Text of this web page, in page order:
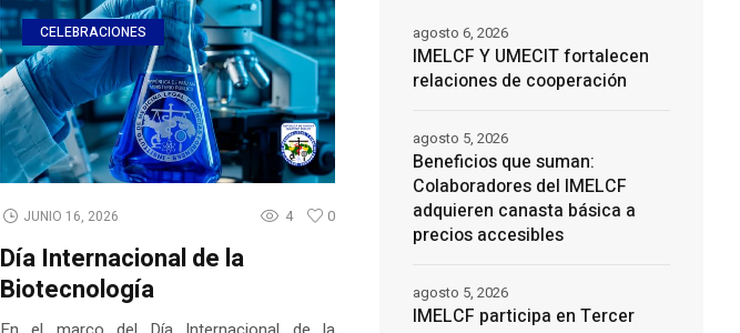
CELEBRACIONES
JUNIO 16, 2026 4 0
Día Internacional de la
Biotecnología
IMELCF Y UMECIT fortalecen
relaciones de cooperación
agosto 6, 2026
Beneficios que suman:
Colaboradores del IMELCF
adquieren canasta básica a
precios accesibles
agosto 5, 2026
IMELCF participa en Tercer
agosto 5, 2026